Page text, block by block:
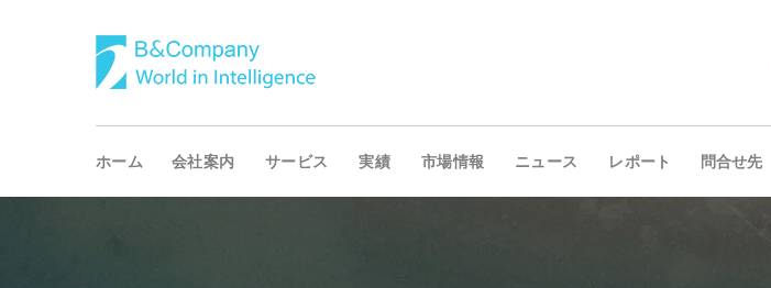
ホーム 会社案内 サービス 実績 市場情報 ニュース レポート 問合せ先